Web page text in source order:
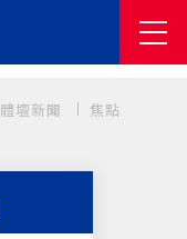
體壇新聞 焦點